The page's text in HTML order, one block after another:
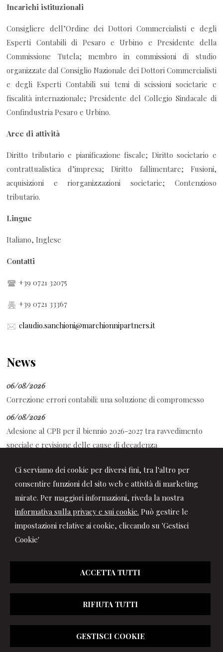
Ci serviamo dei cookie per diversi fini, tra l'altro per
consentire funzioni del sito web e attività di marketing
mirate. Per maggiori informazioni, riveda la nostra
informativa sulla privacy e sui cookie. Può gestire le
impostazioni relative ai cookie, cliccando su 'Gestisci
Cookie'
ACCETTA TUTTI
RIFIUTA TUTTI
GESTISCI COOKIE
Incarichi istituzionali
Consigliere dell’Ordine dei Dottori Commercialisti e degli
Esperti Contabili di Pesaro e Urbino e Presidente della
Commissione Tutela; membro in commissioni di studio
organizzate dal Consiglio Nazionale dei Dottori Commercialisti
e degli Esperti Contabili sui temi di scissioni societarie e
fiscalità internazionale; Presidente del Collegio Sindacale di
Confindustria Pesaro e Urbino.
Aree di attività
Diritto tributario e pianificazione fiscale; Diritto societario e
contrattualistica d’impresa; Diritto fallimentare; Fusioni,
acquisizioni e riorganizzazioni societarie; Contenzioso
tributario.
Lingue
Italiano, Inglese
Contatti
+39 0721 32075
+39 0721 33367
claudio.sanchioni@marchionnipartners.it
News
06/08/2026
Correzione errori contabili: una soluzione di compromesso
06/08/2026
Adesione al CPB per il biennio 2026-2027 tra ravvedimento
speciale e revisione delle cause di decadenza
Decreto PA: le novità per ferie, retribuzione, prescrizione
crediti di lavoro e contrasto al caporalato
© 2026 Copyright Studio Marchionni & Partners. Tutti i diritti
riservati | P.IVA 01064400417 |Gestisci Cookie|Privacy|